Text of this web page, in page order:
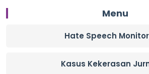
Menu
Hate Speech
Kasus Kekerasan